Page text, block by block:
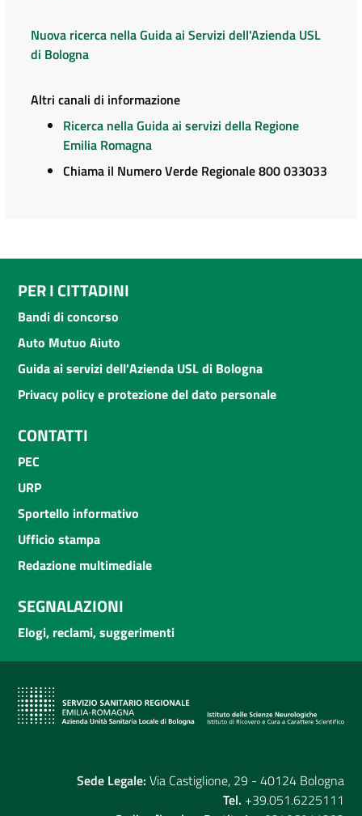
Nuova ricerca nella Guida ai Servizi dell'Azienda USL
di Bologna
Altri canali di informazione
Ricerca nella Guida ai servizi della Regione
Emilia Romagna
Chiama il Numero Verde Regionale 800 033033
PER I CITTADINI
Bandi di concorso
Auto Mutuo Aiuto
Guida ai servizi dell'Azienda USL di Bologna
Privacy policy e protezione del dato personale
CONTATTI
PEC
URP
Sportello informativo
Ufficio stampa
Redazione multimediale
SEGNALAZIONI
Elogi, reclami, suggerimenti
Sede Legale: Via Castiglione, 29 - 40124 Bologna
Tel. +39.051.6225111